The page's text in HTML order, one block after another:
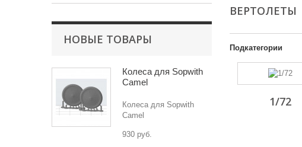
НОВЫЕ ТОВАРЫ
Колеса для Sopwith
Camel
Колеса для Sopwith
Camel
930 руб.
ВЕРТОЛЕТЫ
Подкатегории
1/72